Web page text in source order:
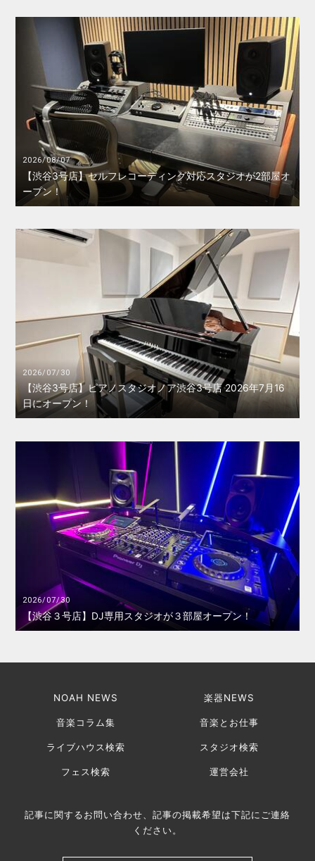
2026/08/07
【渋谷3号店】セルフレコーディング対応スタジオが2部屋オ
ープン！
2026/07/30
【渋谷3号店】ピアノスタジオノア渋谷3号店 2026年7月16
日にオープン！
2026/07/30
【渋谷３号店】DJ専用スタジオが３部屋オープン！
NOAH NEWS 楽器NEWS
音楽コラム集 音楽とお仕事
ライブハウス検索 スタジオ検索
フェス検索 運営会社
記事に関するお問い合わせ、記事の掲載希望は下記にご連絡
ください。